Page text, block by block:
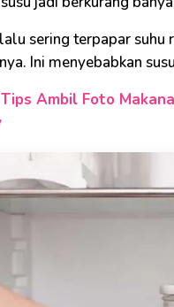
sering terpapar
Ini menyebabkan
Ambil Foto